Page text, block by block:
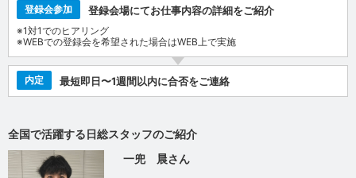
登録会参加 登録会場にてお仕事内容の詳細をご紹介
※1対1でのヒアリング
※WEBでの登録会を希望された場合はWEB上で実施
内定 最短即日〜1週間以内に合否をご連絡
全国で活躍する日総スタッフのご紹介
一兜 晨さん